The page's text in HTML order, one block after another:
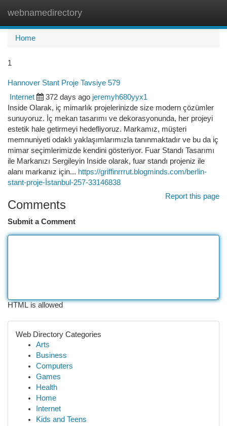
webnamedirectory
Home
1
Hannover Stant Proje Tavsiye 579
Internet 372 days ago jeremyh680yyx1
Inside Olarak, iç mimarlık projelerinizde size modern çözümler
sunuyoruz. İç mekan tasarımı ve dekorasyonunda, her projeyi
estetik hale getirmeyi hedefliyoruz. Markamız, müşteri
memnuniyeti odaklı yaklaşımlarımızla tanınmaktadır ve bu da iç
mimar seçimlerimizde kendini gösteriyor. Fuar Standı Tasarımı
ile Markanızı Sergileyin Inside olarak, fuar standı projeniz ile
alanı markanız için... https://griffinrrrut.blogminds.com/berlin-
stant-proje-İstanbul-257-33146838
Report this page
Comments
Submit a Comment
HTML is allowed
Web Directory Categories
Arts
Business
Computers
Games
Health
Home
Internet
Kids and Teens